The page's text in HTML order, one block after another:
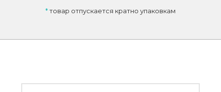
*товар отпускается кратно упаковкам